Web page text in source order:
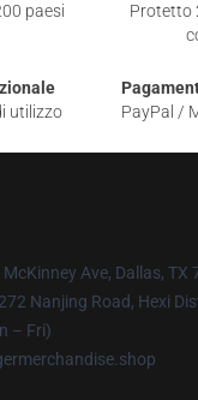
paesi
Protetto
utilizzo
PayPal /
McKinney Ave, Dallas, TX
Nanjing Road, Hexi
– Fri)